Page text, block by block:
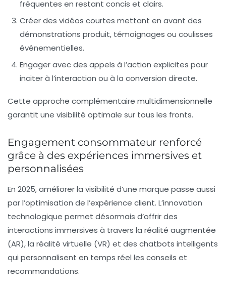
fréquentes en restant concis et clairs.
Créer des vidéos courtes mettant en avant des
démonstrations produit, témoignages ou coulisses
événementielles.
Engager avec des appels à l’action explicites pour
inciter à l’interaction ou à la conversion directe.
Cette approche complémentaire multidimensionnelle
garantit une visibilité optimale sur tous les fronts.
Engagement consommateur renforcé
grâce à des expériences immersives et
personnalisées
En 2025, améliorer la visibilité d’une marque passe aussi
par l’optimisation de l’expérience client. L’innovation
technologique permet désormais d’offrir des
interactions immersives à travers la réalité augmentée
(AR), la réalité virtuelle (VR) et des chatbots intelligents
qui personnalisent en temps réel les conseils et
recommandations.